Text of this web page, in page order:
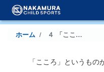
ン
パホーム ４ 「こころを込める」ということ
「こころ」というも